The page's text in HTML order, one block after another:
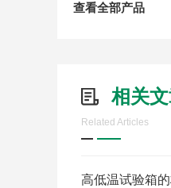
查看全部产品
相关
Related Articles
高低温试验箱